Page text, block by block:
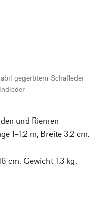
gegerbtem Schafleder
und Riemen
1–1,2 m, Breite 3,2 cm.
cm. Gewicht 1,3 kg.